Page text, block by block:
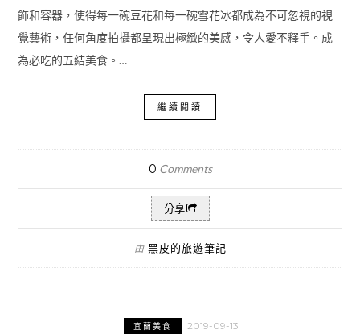
飾和容器，使得每一碗豆花和每一碗雪花冰都成為不可忽視的視
覺藝術，任何角度拍攝都呈現出極緻的美感，令人愛不釋手。成
為必吃的五結美食。…
繼續閱讀
0 Comments
分享
由 黑皮的旅遊筆記
宜蘭美食 2019-09-13